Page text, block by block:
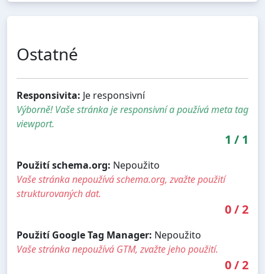
Ostatné
Responsivita: Je responsivní
Výborně! Vaše stránka je responsivní a používá meta tag
viewport.
1 / 1
Použití schema.org: Nepoužito
Vaše stránka nepoužívá schema.org, zvažte použití
strukturovaných dat.
0/2
Použití Google Tag Manager: Nepoužito
Vaše stránka nepoužívá GTM, zvažte jeho použití.
0/2